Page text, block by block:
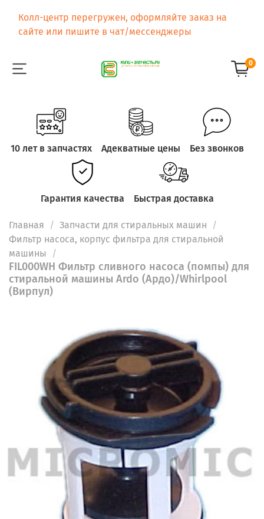
Колл-центр перегружен, оформляйте заказ на
сайте или пишите в чат/мессенджеры
0
10 лет в запчастях Адекватные цены Без звонков
Гарантия качества Быстрая доставка
Главная
Запчасти для стиральных машин
Фильтр насоса, корпус фильтра для стиральной
машины
FIL000WH Фильтр сливного насоса (помпы) для
стиральной машины Ardo (Ардо)/Whirlpool
(Вирпул)